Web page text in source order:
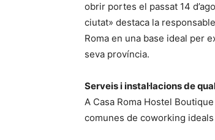
obrir portes el passat 14
ciutat» destaca la
Roma en una base ideal per
seva província.
Serveis i instal·lacions de
A Casa Roma Hostel
comunes de coworking